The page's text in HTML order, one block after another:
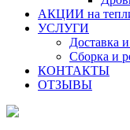
АКЦИИ на
УСЛУГИ
Доставка
Сборка и
КОНТАКТЫ
ОТЗЫВЫ